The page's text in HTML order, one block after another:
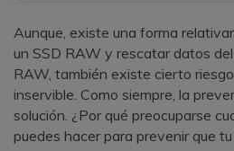
Aunque, existe una forma
un SSD RAW y rescatar datos
RAW, también existe cierto
inservible. Como siempre, la
solución. ¿Por qué preocuparse
puedes hacer para prevenir que